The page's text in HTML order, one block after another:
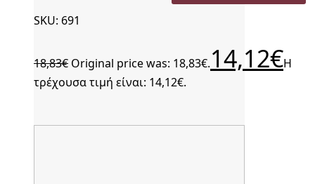
SKU: 691
18,83€ Original price was: 18,83€.14,12€Η
τρέχουσα τιμή είναι: 14,12€.